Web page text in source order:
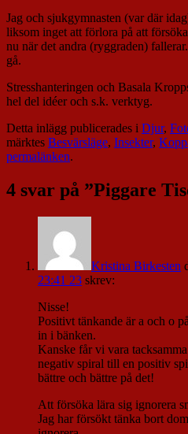
Jag och sjukgymnasten (var där
liksom inget att förlora på att
nu när det andra (ryggraden)
gå.
Stresshanteringen och Basala
hel del idéer och s.k. verktyg.
Detta inlägg publicerades i Djur,
märktes Besvärsläge, Insekter,
permalänken.
4 svar på ”Piggare
Kristina Birkesten
23:41 23 skrev:
Nisse!
Positivt tänkande är a och o
in i bänken.
Kanske får vi vara
negativ spiral till en positiv
bättre och bättre på det!
Att försöka lära sig ignorera
Jag har försökt tänka bort